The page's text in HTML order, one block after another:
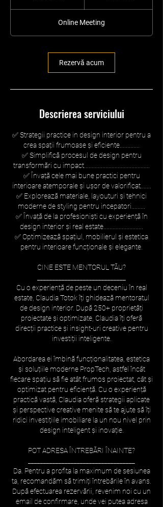
m
i
Online Meeting
Rezervă acum
Descrierea serviciului
✅ Strategii practice in design interior pentru a
crea spații frumoase și eficiente.............
✅ Simplifică procesul de design pentru
transformări cu impact...........................................
✅ Învață cele mai bune practici pentru
interioare atemporale și ușor de valorificat.......
✅ Explorează materiale, layouturi și tehnici
moderne de styling pentru incepatori.........
✅ Învață de la profesioniști cu experiență în
design interior și real estate..........................
✅ Optimizează spațiul, mobilierul și estetica
pentru interioare funcționale și elegante.
CINE ESTE MENTORUL TĂU?
Cu o experiență de peste un deceniu în real
estate, Claudia Totok îți ghidează mentoratul
de design interior. După 250+ proprietăți
proiectate și optimizate, Claudia îți oferă
direcții practice și insight-uri creative pentru
investiții inteligente.
Abordarea ei îmbină funcționalitatea, estetica
și soluțiile moderne PropTech, astfel încât
fiecare spațiu să fie atât frumos proiectat, cât și
optimizat pentru eficiență. Cu o experiență
practică vastă, Claudia oferă strategii aplicate
și perspective creative menite să te ajute să îți
ridici investițiile imobiliare la un nou nivel prin
design inteligent și inovație.
POT ADRESA ÎNTREBĂRI ÎNAINTE?
Da. Pentru a profita la maximum de sesiunea
ta, recomandăm să trimiți întrebările în avans.
După efectuarea rezervării, revenim noi cu un
email de confirmare, unde vei putea adresa